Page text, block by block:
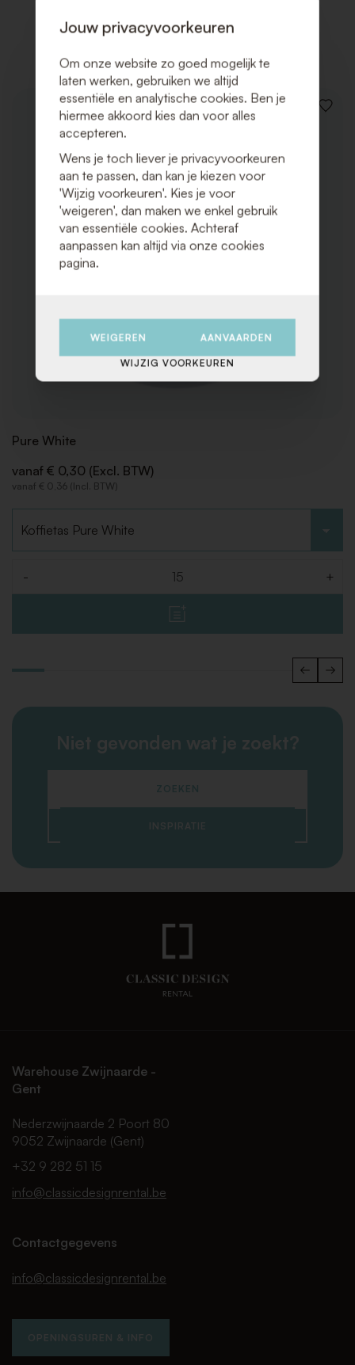
Gerelateerde producten
VOEG
Pure White
vanaf € 0,30 (Excl. BTW)
vanaf € 0,36 (Incl. BTW)
- +
Niet gevonden wat je zoekt?
ZOEKEN
INSPIRATIE
Warehouse Zwijnaarde -
Gent
Nederzwijnaarde 2 Poort 80
9052 Zwijnaarde (Gent)
+32 9 282 51 15
info@classicdesignrental.be
Contactgegevens
info@classicdesignrental.be
OPENINGSUREN & INFO
Jouw privacyvoorkeuren
Om onze website zo goed mogelijk te
laten werken, gebruiken we altijd
essentiële en analytische cookies. Ben je
hiermee akkoord kies dan voor alles
accepteren.
Wens je toch liever je privacyvoorkeuren
aan te passen, dan kan je kiezen voor
'Wijzig voorkeuren'. Kies je voor
'weigeren', dan maken we enkel gebruik
van essentiële cookies. Achteraf
aanpassen kan altijd via onze cookies
pagina.
WEIGEREN AANVAARDEN
WIJZIG VOORKEUREN